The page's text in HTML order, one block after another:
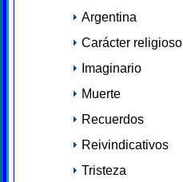
Argentina
Carácter religioso
Imaginario
Muerte
Recuerdos
Reivindicativos
Tristeza